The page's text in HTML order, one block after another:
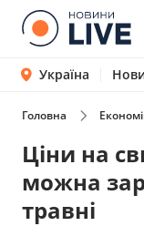
Україна
Головна
Ціни на
можна
травні